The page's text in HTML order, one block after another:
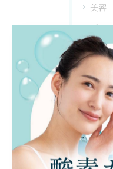
美容
ダイ
睡眠
最